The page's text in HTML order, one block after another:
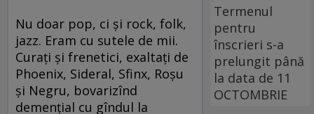
Nu doar pop, ci şi rock, folk,
jazz. Eram cu sutele de mii.
Curaţi şi frenetici, exaltaţi de
Phoenix, Sideral, Sfinx, Roşu
şi Negru, bovarizînd
demenţial cu gîndul la
Termenul
pentru
înscrieri s-a
prelungit până
la data de 11
OCTOMBRIE